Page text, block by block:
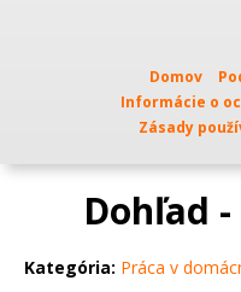
Domov
Informácie o
Zásady
Dohľad
Kategória: Práca v